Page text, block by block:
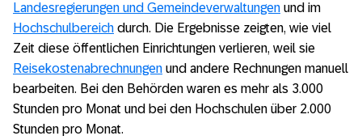
Landesregierungen und Gemeindeverwaltungen und im
Hochschulbereich durch. Die Ergebnisse zeigten, wie viel
Zeit diese öffentlichen Einrichtungen verlieren, weil sie
Reisekostenabrechnungen und andere Rechnungen manuell
bearbeiten. Bei den Behörden waren es mehr als 3.000
Stunden pro Monat und bei den Hochschulen über 2.000
Stunden pro Monat.